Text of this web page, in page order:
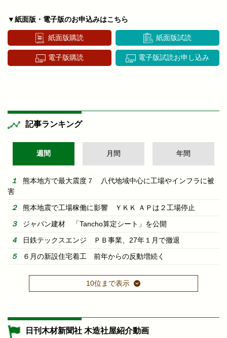
▼紙面版・電子版のお申込みはこちら
紙面版購読 紙面版試読
電子版購読 電子版試読お申し込み
記事ランキング
週間 月間 年間
熊本地方で最大震度７ 八代地域中心に工場やインフラに被
害
熊本地震で工場稼働に影響 ＹＫＫ ＡＰは２工場停止
ジャパン建材 「Tancho算定シート」を公開
日鉄テックスエンジ ＰＢ事業、27年１月で撤退
６月の新設住宅着工 前年からの反動増続く
10位まで表示
日刊木材新聞社 木造社屋紹介動画